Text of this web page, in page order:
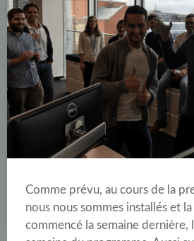
Comme prévu, au cours de la
nous nous sommes installés et
commencé la semaine dernière,